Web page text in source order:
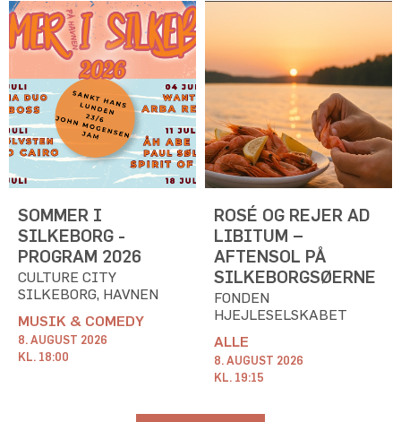
SOMMER I
SILKEBORG -
PROGRAM 2026
CULTURE CITY
SILKEBORG, HAVNEN
MUSIK & COMEDY
8. AUGUST 2026
KL. 18:00
ROSÉ OG REJER AD
LIBITUM –
AFTENSOL PÅ
SILKEBORGSØERNE
FONDEN
HJEJLESELSKABET
ALLE
8. AUGUST 2026
KL. 19:15